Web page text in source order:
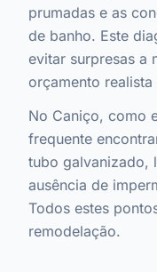
prumadas e as
de banho. Este
evitar surpresas a
orçamento
No Caniço, como
frequente
tubo galvanizado,
ausência de
Todos estes
remodelação.